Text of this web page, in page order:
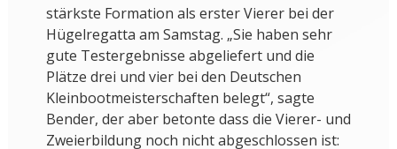
stärkste Formation als erster Vierer bei der
Hügelregatta am Samstag. „Sie haben sehr
gute Testergebnisse abgeliefert und die
Plätze drei und vier bei den Deutschen
Kleinbootmeisterschaften belegt“, sagte
Bender, der aber betonte dass die Vierer- und
Zweierbildung noch nicht abgeschlossen ist: